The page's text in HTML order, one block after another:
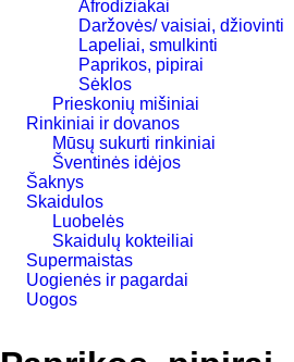
Afrodiziakai
Daržovės/ vaisiai, džiovinti
Lapeliai, smulkinti
Paprikos, pipirai
Sėklos
Prieskonių mišiniai
Rinkiniai ir dovanos
Mūsų sukurti rinkiniai
Šventinės idėjos
Šaknys
Skaidulos
Luobelės
Skaidulų kokteiliai
Supermaistas
Uogienės ir pagardai
Uogos